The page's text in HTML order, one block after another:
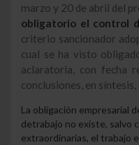
marzo y 20 de abril del
obligatorio el control
criterio sancionador
cual se ha visto
aclaratoria, con fecha
conclusiones, en
La obligación empresarial
detrabajo no existe, salvo
extraordinarias, el trabajo